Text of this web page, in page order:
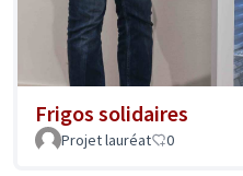
Frigos solidaires
Projet lauréat 0